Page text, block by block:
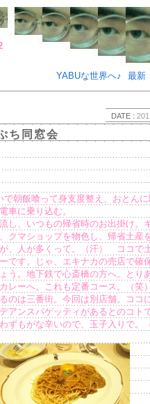
な戯言･･
YABUな世界へ♪
最新
DATE :
ち同窓会
朝飯喰って身支度整え、おとん
車に乗り込む。
し、いつもの帰省時のお出掛け。キ
クマショップを物色し、帰省土産
、人が多くって。（汗） ココで
です。じゃ、エキナカの売店で確保
う。地下鉄で心斎橋の方へ。とり
レーへ。これも定番コース。（笑）
のは三番街。今回は別店舗。ココ
アンスパゲッティがあるとのコトで
ずもがな辛いので、玉子入りで。（